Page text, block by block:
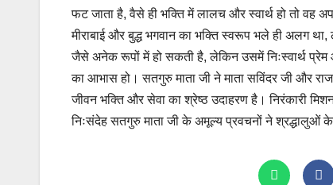
फट जाता है, वैसे ही भक्ति में लालच और स्वार्थ हो तो वह
मीराबाई और बुद्ध भगवान का भक्ति स्वरूप भले ही अलग
जैसे अनेक रूपों में हो सकती है, लेकिन उसमें निःस्वार्थ प्रेम
का आभास हो। सतगुरु माता जी ने माता सविंदर जी और
जीवन भक्ति और सेवा का श्रेष्ठ उदाहरण है। निरंकारी
निःसंदेह सतगुरु माता जी के अमूल्य प्रवचनों ने श्रद्धालुओं के